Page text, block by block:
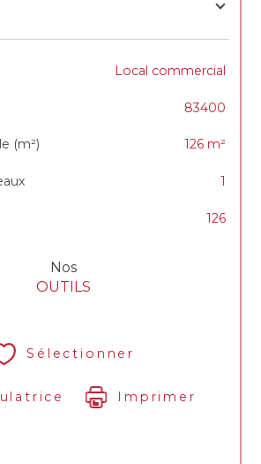
Local commercial
83400
(m²) 126 m²
1
126
Nos
OUTILS
Sélectionner
Imprimer